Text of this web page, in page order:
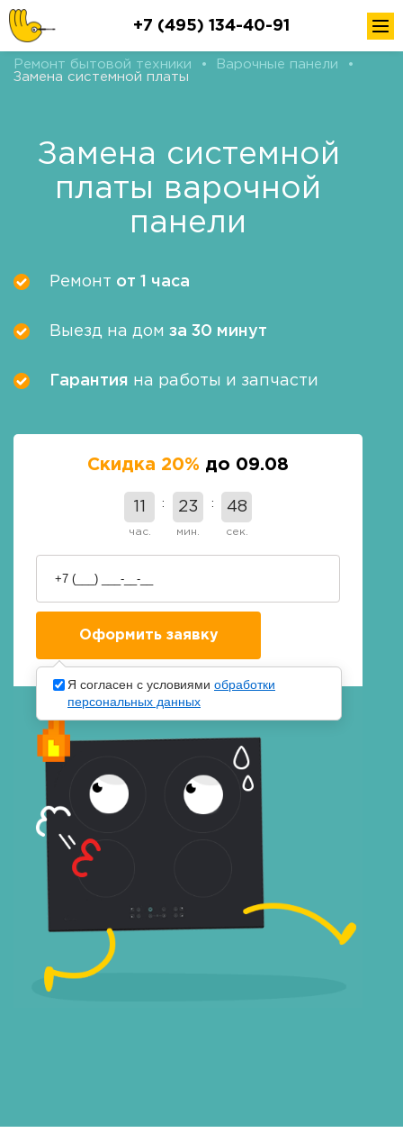
+7 (495) 134-40-91
Ремонт бытовой техники • Варочные панели
•
Замена системной платы
Замена системной
платы варочной
панели
Ремонт от 1 часа
Выезд на дом за 30 минут
Гарантия на работы и запчасти
Скидка 20% до 09.08
11
час.
23
мин.
47
сек.
Я согласен с условиями обработки
персональных данных